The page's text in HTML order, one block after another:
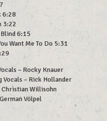
6:28
3:22
6:15
Want Me To Do 5:31
– Rocky Knauer
Vocals – Rick Hollander
Christian Willisohn
Völpel